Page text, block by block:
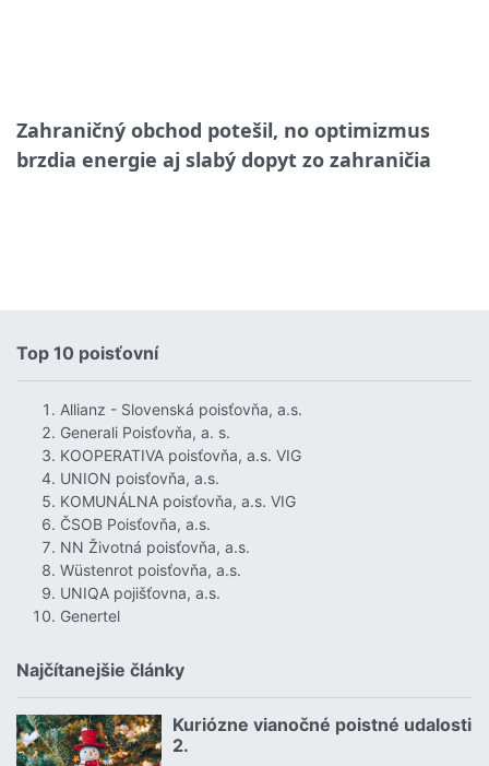
Zahraničný obchod potešil, no optimizmus
brzdia energie aj slabý dopyt zo zahraničia
Top 10 poisťovní
Allianz - Slovenská poisťovňa, a.s.
Generali Poisťovňa, a. s.
KOOPERATIVA poisťovňa, a.s. VIG
UNION poisťovňa, a.s.
KOMUNÁLNA poisťovňa, a.s. VIG
ČSOB Poisťovňa, a.s.
NN Životná poisťovňa, a.s.
Wüstenrot poisťovňa, a.s.
UNIQA pojišťovna, a.s.
Genertel
Najčítanejšie články
Kuriózne vianočné poistné udalosti
2.
18.12.2024 | | redakcia